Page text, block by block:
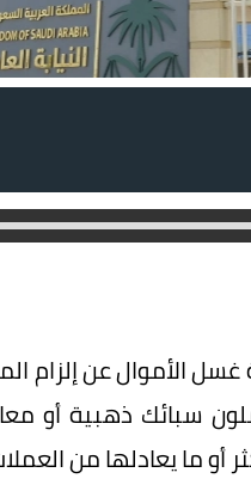
الأموال عن إلزام
سبائك ذهبية أو